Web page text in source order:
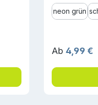
neon grün
Regulärer
Ab 4,99 €